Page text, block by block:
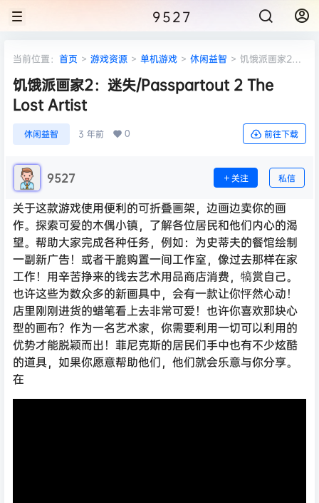
9527
当前位置： 首页 > 游戏资源 > 单机游戏 > 休闲益智 > 饥饿派画家2：
饥饿派画家2：迷失/Passpartout 2 The
Lost Artist
休闲益智 3 年前 0 前往下载
9527 关注 私信
关于这款游戏使用便利的可折叠画架，边画边卖你的画
作。探索可爱的木偶小镇，了解各位居民和他们内心的渴
望。帮助大家完成各种任务，例如：为史蒂夫的餐馆绘制
一副新广告！或者干脆购置一间工作室，像过去那样在家
工作！用辛苦挣来的钱去艺术用品商店消费，犒赏自己。
也许这些为数众多的新画具中，会有一款让你怦然心动！
店里刚刚进货的蜡笔看上去非常可爱！也许你喜欢那块心
型的画布？作为一名艺术家，你需要利用一切可以利用的
优势才能脱颖而出！菲尼克斯的居民们手中也有不少炫酷
的道具，如果你愿意帮助他们，他们就会乐意与你分享。
在